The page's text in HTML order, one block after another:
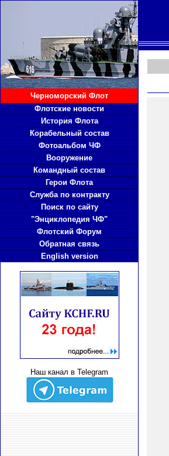
Черноморский Флот
Флотские новости
История Флота
Корабельный состав
Фотоальбом ЧФ
Вооружение
Командный состав
Герои Флота
Служба по контракту
Поиск по сайту
"Энциклопедия ЧФ"
Флотский Форум
Обратная связь
English version
Наш канал в Telegram